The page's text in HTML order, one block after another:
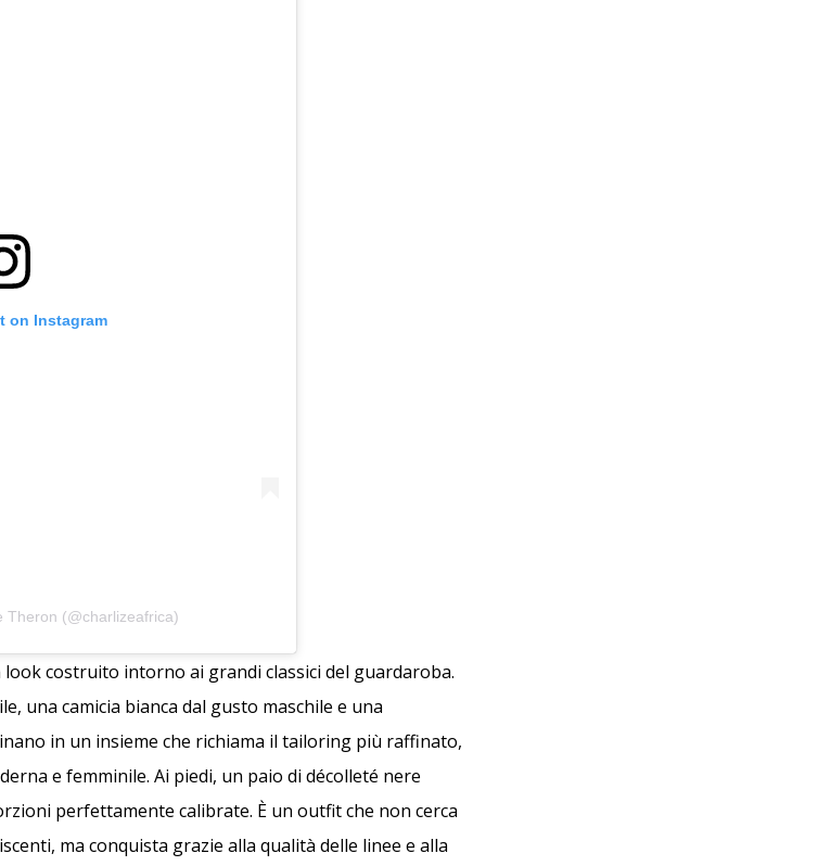
on Instagram
Theron (@charlizeafrica)
look costruito intorno ai grandi classici del guardaroba.
una camicia bianca dal gusto maschile e una
in un insieme che richiama il tailoring più raffinato,
e femminile. Ai piedi, un paio di décolleté nere
perfettamente calibrate. È un outfit che non cerca
ma conquista grazie alla qualità delle linee e alla